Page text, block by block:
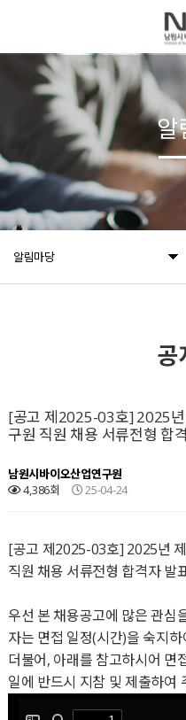
알림마당
알
공
[공고 제2025-03호] 2025
구원 직원 채용 서류전형 합
남원시바이오산업연구원
4,386회
25-04-24
[공고 제2025-03호] 2025년
직원 채용 서류전형 합격자 발
우선 본 채용공고에 많은 관심
자는 면접 일정(시간)을 숙지
더불어, 아래를 참고하시어 면
일에 반드시 지참 및 제출하여